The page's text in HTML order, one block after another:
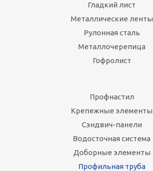
Гладкий лист
Металлические ленты
Рулонная сталь
Металлочерепица
Гофролист
Профнастил
Крепежные элементы
Сэндвич-панели
Водосточная система
Доборные элементы
Профильная труба